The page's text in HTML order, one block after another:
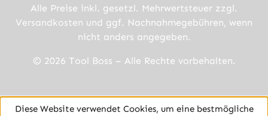
Alle Preise inkl. gesetzl. Mehrwertsteuer zzgl.
Versandkosten und ggf. Nachnahmegebühren, wenn
nicht anders angegeben.
© 2026 Tool Boss – Alle Rechte vorbehalten.
Diese Website verwendet Cookies, um eine bestmögliche